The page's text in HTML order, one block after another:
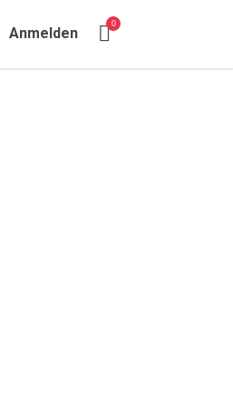
Anmelden
0